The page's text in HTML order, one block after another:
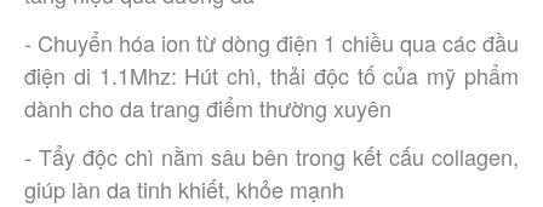
- Chuyển hóa ion từ dòng điện 1 chiều qua các đầu
điện di 1.1Mhz: Hút chì, thải độc tố của mỹ phẩm
dành cho da trang điểm thường xuyên
- Tẩy độc chì nằm sâu bên trong kết cấu collagen,
giúp làn da tinh khiết, khỏe mạnh